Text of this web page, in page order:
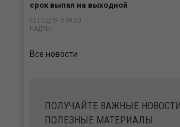
срок выпал на выходной
СЕГОДНЯ В 09:30
КАДРЫ
Все новости
ПОЛУЧАЙТЕ ВАЖНЫЕ
ПОЛЕЗНЫЕ МАТЕРИАЛЫ